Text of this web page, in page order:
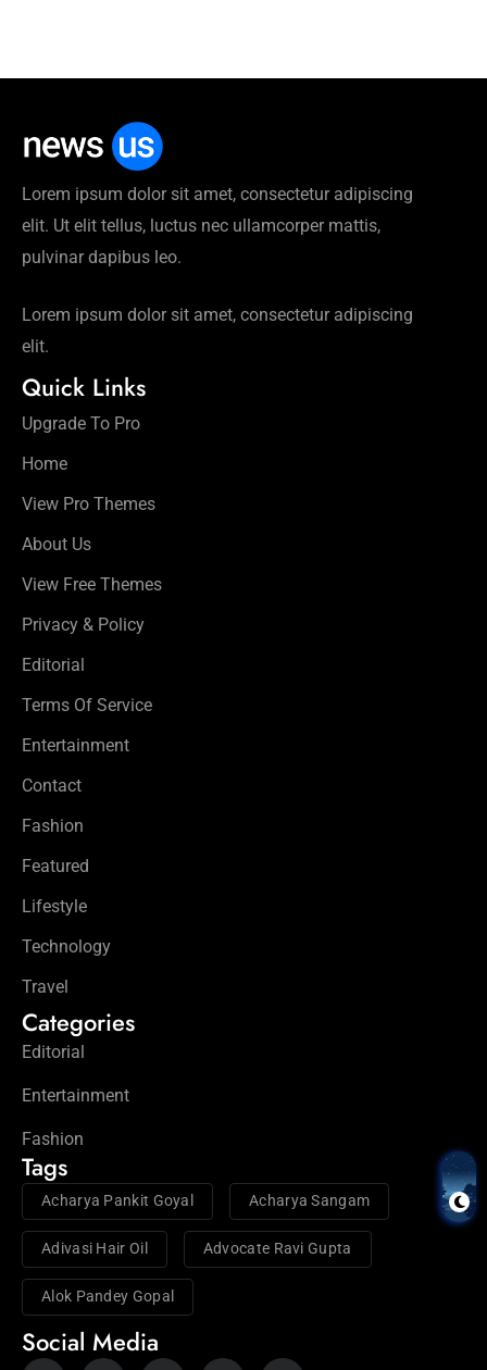
Lorem ipsum dolor sit amet, consectetur adipiscing
elit. Ut elit tellus, luctus nec ullamcorper mattis,
pulvinar dapibus leo.
Lorem ipsum dolor sit amet, consectetur adipiscing
elit.
Quick Links
Upgrade To Pro
Home
View Pro Themes
About Us
View Free Themes
Privacy & Policy
Editorial
Terms Of Service
Entertainment
Contact
Fashion
Featured
Lifestyle
Technology
Travel
Categories
Editorial
Entertainment
Fashion
Tags
Acharya Pankit Goyal Acharya Sangam
Adivasi Hair Oil Advocate Ravi Gupta
Alok Pandey Gopal
Social Media